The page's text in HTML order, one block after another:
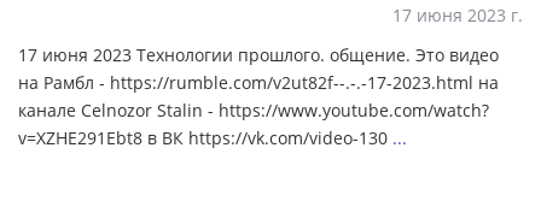
17 июня 2023 г.
17 июня 2023 Технологии прошлого. общение. Это видео
на Рамбл - https://rumble.com/v2ut82f--.-.-17-2023.html на
канале Celnozor Stalin - https://www.youtube.com/watch?
v=XZHE291Ebt8 в ВК https://vk.com/video-130 ...